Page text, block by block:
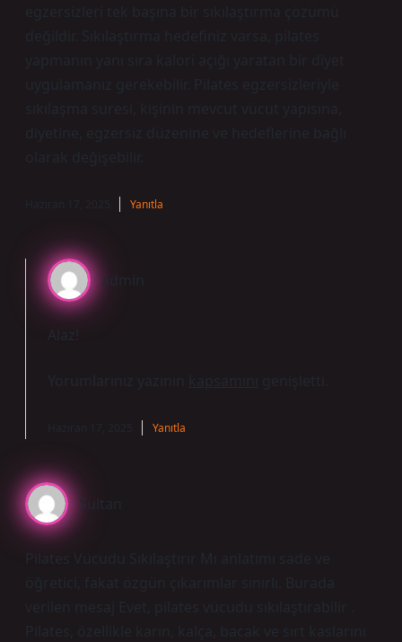
egzersizleri tek başına bir sıkılaştırma çözümü
değildir. Sıkılaştırma hedefiniz varsa, pilates
yapmanın yanı sıra kalori açığı yaratan bir diyet
uygulamanız gerekebilir. Pilates egzersizleriyle
sıkılaşma süresi, kişinin mevcut vücut yapısına,
diyetine, egzersiz düzenine ve hedeflerine bağlı
olarak değişebilir.
Yanıtla
admin
Alaz!
Yorumlarınız yazının kapsamını genişletti.
Yanıtla
Sultan
Pilates Vücudu Sıkılaştırır Mı anlatımı sade ve
öğretici, fakat özgün çıkarımlar sınırlı. Burada
verilen mesaj Evet, pilates vücudu sıkılaştırabilir .
Pilates, özellikle karın, kalça, bacak ve sırt kaslarını